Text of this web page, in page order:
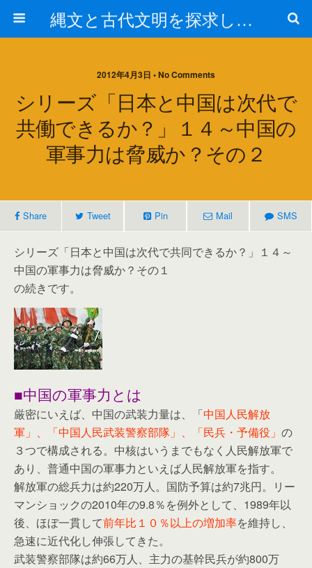
縄文と古代文明を探求しよう！
2012年4月3日 • No Comments
シリーズ「日本と中国は次代で
共働できるか？」１４～中国の
軍事力は脅威か？その２
Share Tweet Pin Mail SMS
シリーズ「日本と中国は次代で共同できるか？」１４～
中国の軍事力は脅威か？その１
の続きです。
■中国の軍事力とは
厳密にいえば、中国の武装力量は、「中国人民解放
軍」、「中国人民武装警察部隊」、「民兵・予備役」 の
３つで構成される。中核はいうまでもなく人民解放軍で
あり、普通中国の軍事力といえば人民解放軍を指す。
解放軍の総兵力は約220万人。国防予算は約7兆円。リー
マンショックの2010年の9.8％を例外として、1989年以
後、ほぼ一貫して前年比１０％以上の増加率を維持し、
急速に近代化し伸張してきた。
武装警察部隊は約66万人、主力の基幹民兵が約800万